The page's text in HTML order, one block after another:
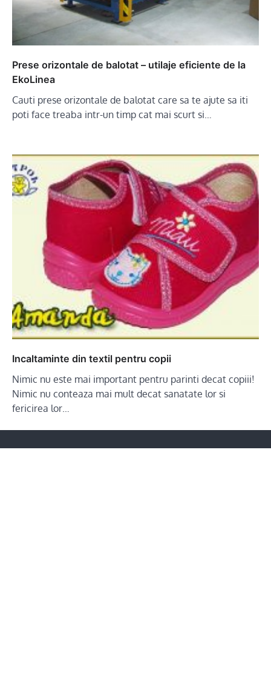
Prese orizontale de balotat – utilaje eficiente de la
EkoLinea
Cauti prese orizontale de balotat care sa te ajute sa iti
poti face treaba intr-un timp cat mai scurt si…
Incaltaminte din textil pentru copii
Nimic nu este mai important pentru parinti decat copiii!
Nimic nu conteaza mai mult decat sanatate lor si
fericirea lor…